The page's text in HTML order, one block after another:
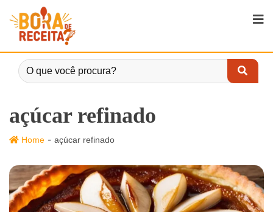
açúcar refinado
Home - açúcar refinado